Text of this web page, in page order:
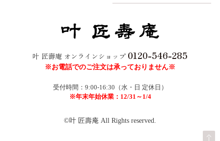
叶 匠壽庵 オンラインショップ 0120-546-285
※お電話でのご注文は承っておりません※
受付時間：9:00-16:30（水・日 定休日）
※年末年始休業：12/31～1/4
©叶 匠壽庵 All Rights reserved.